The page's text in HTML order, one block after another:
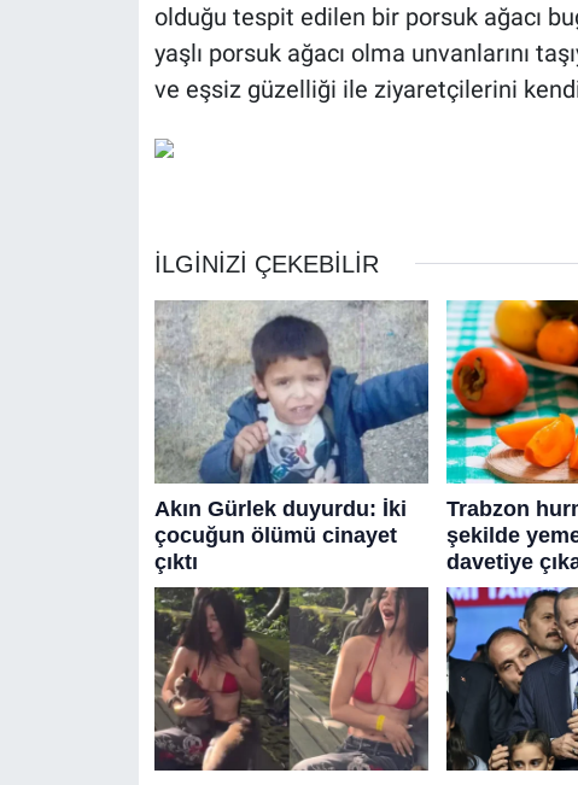
olduğu tespit edilen bir porsuk ağacı
yaşlı porsuk ağacı olma unvanlarını
ve eşsiz güzelliği ile ziyaretçilerini